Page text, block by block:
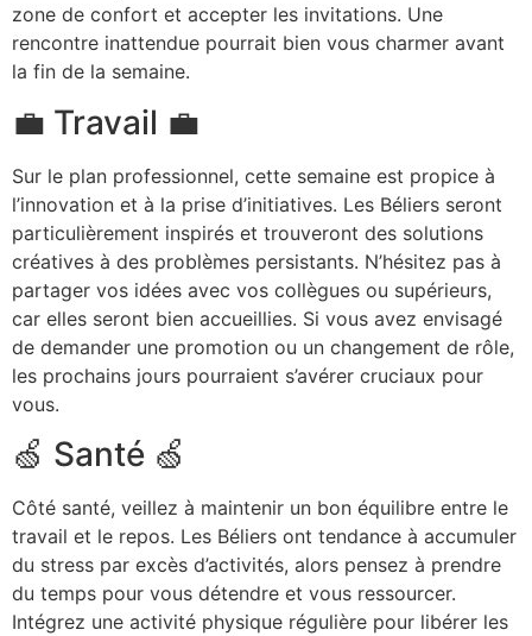
zone de confort et accepter les invitations. Une
rencontre inattendue pourrait bien vous charmer avant
la fin de la semaine.
💼 Travail 💼
Sur le plan professionnel, cette semaine est propice à
l’innovation et à la prise d’initiatives. Les Béliers seront
particulièrement inspirés et trouveront des solutions
créatives à des problèmes persistants. N’hésitez pas à
partager vos idées avec vos collègues ou supérieurs,
car elles seront bien accueillies. Si vous avez envisagé
de demander une promotion ou un changement de rôle,
les prochains jours pourraient s’avérer cruciaux pour
vous.
🍏 Santé 🍏
Côté santé, veillez à maintenir un bon équilibre entre le
travail et le repos. Les Béliers ont tendance à accumuler
du stress par excès d’activités, alors pensez à prendre
du temps pour vous détendre et vous ressourcer.
Intégrez une activité physique régulière pour libérer les